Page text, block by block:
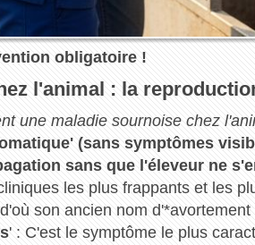
obligatoire !
l'animal : la
une maladie sournoise chez
(sans symptômes
sans que l'éleveur ne
les plus frappants et les
son ancien nom
' : C'est le symptôme le plus